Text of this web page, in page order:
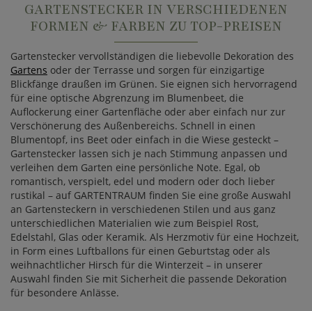
GARTENSTECKER IN VERSCHIEDENEN
FORMEN & FARBEN ZU TOP-PREISEN
Gartenstecker vervollständigen die liebevolle Dekoration des
Gartens oder der Terrasse und sorgen für einzigartige
Blickfänge draußen im Grünen. Sie eignen sich hervorragend
für eine optische Abgrenzung im Blumenbeet, die
Auflockerung einer Gartenfläche oder aber einfach nur zur
Verschönerung des Außenbereichs. Schnell in einen
Blumentopf, ins Beet oder einfach in die Wiese gesteckt –
Gartenstecker lassen sich je nach Stimmung anpassen und
verleihen dem Garten eine persönliche Note. Egal, ob
romantisch, verspielt, edel und modern oder doch lieber
rustikal – auf GARTENTRAUM finden Sie eine große Auswahl
an Gartensteckern in verschiedenen Stilen und aus ganz
unterschiedlichen Materialien wie zum Beispiel Rost,
Edelstahl, Glas oder Keramik. Als Herzmotiv für eine Hochzeit,
in Form eines Luftballons für einen Geburtstag oder als
weihnachtlicher Hirsch für die Winterzeit – in unserer
Auswahl finden Sie mit Sicherheit die passende Dekoration
für besondere Anlässe.